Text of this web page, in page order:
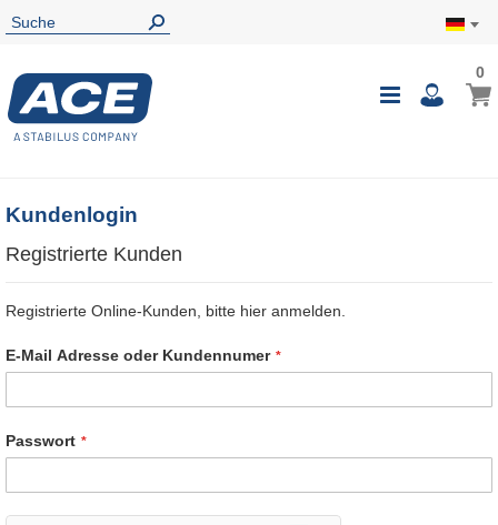
00
Kundenlogin
Registrierte Kunden
Registrierte Online-Kunden, bitte hier anmelden.
E-Mail Adresse oder Kundennumer
Passwort